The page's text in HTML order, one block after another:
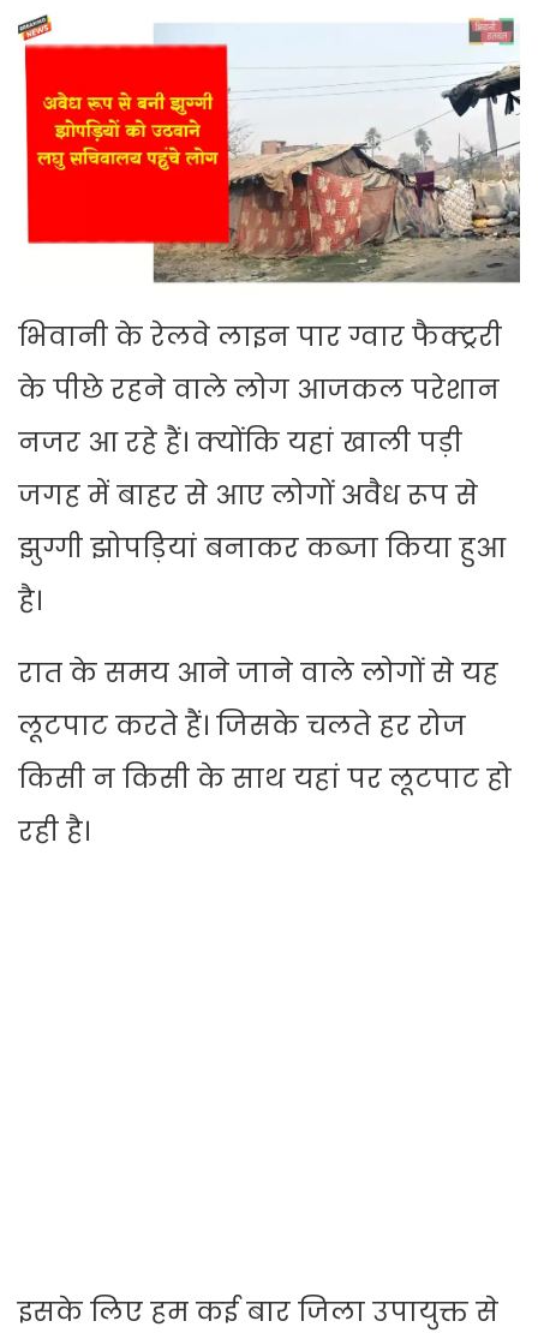
भिवानी के रेलवे लाइन पार ग्वार फैक्ट्ररी
के पीछे रहने वाले लोग आजकल परेशान
नजर आ रहे हैं। क्योंकि यहां खाली पड़ी
जगह में बाहर से आए लोगों अवैध रूप से
झुग्गी झोपड़ियां बनाकर कब्जा किया हुआ
है।
रात के समय आने जाने वाले लोगों से यह
लूटपाट करते हैं। जिसके चलते हर रोज
किसी न किसी के साथ यहां पर लूटपाट हो
रही है।
इसके लिए हम कई बार जिला उपायुक्त से